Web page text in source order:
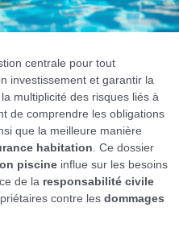
centrale pour tout
investissement et garantir la
la multiplicité des risques liés à
de comprendre les obligations
que la meilleure manière
habitation . Ce dossier
piscine influe sur les besoins
de la responsabilité civile
contre lesdommages